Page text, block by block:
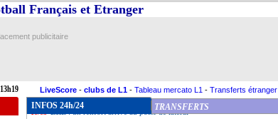
Français et Etranger
publicitaire
LiveScore - clubs de L1 - Tableau mercato L1 - Transferts étranger
INFOS 24h/24 TRANSFERTS
10/05 All.: reprise confirmée malgré Dresde
10/05 OM: Germain attend des renforts
10/05 Tottenham
10/05 Barça: ça discute prix avec l'Inter pour Vidal
10/05 Lyon: rétropédalage sur la date de Juve-OL
: un renfort arrive au poste de latéral